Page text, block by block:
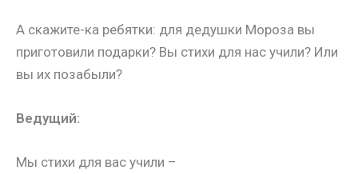
А скажите-ка ребятки: для дедушки Мороза вы
приготовили подарки? Вы стихи для нас учили? Или
вы их позабыли?
Ведущий:
Мы стихи для вас учили –